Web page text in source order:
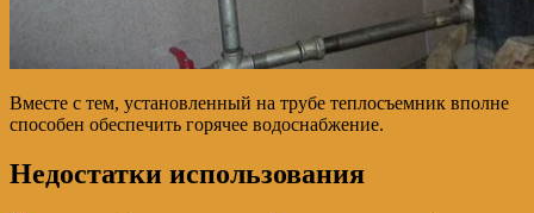
Вместе с тем, установленный на трубе теплосъемник вполне
способен обеспечить горячее водоснабжение.
Недостатки использования